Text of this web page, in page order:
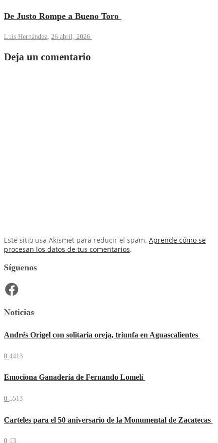
De Justo Rompe a Bueno Toro
Luis Hernández, 26 abril, 2026
Deja un comentario
Este sitio usa Akismet para reducir el spam. Aprende cómo se
procesan los datos de tus comentarios.
Síguenos
Facebook
Noticias
Andrés Origel con solitaria oreja, triunfa en Aguascalientes
0 4413
Emociona Ganadería de Fernando Lomelí
0 5513
Carteles para el 50 aniversario de la Monumental de Zacatecas
0 13